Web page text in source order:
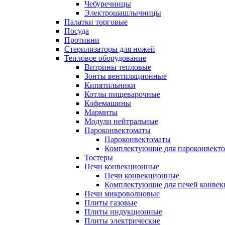
Чебуречницы
Электрошашлычницы
Палатки торговые
Посуда
Противни
Стерилизаторы для ножей
Тепловое оборудование
Витрины тепловые
Зонты вентиляционные
Кипятильники
Котлы пищеварочные
Кофемашины
Мармиты
Модули нейтральные
Пароконвектоматы
Пароконвектоматы
Комплектующие для
Тостеры
Печи конвекционные
Печи конвекционные
Комплектующие для печей
Печи микроволновые
Плиты газовые
Плиты индукционные
Плиты электрические